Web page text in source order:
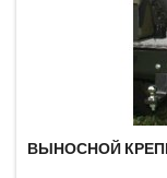
ВЫНОСНОЙ